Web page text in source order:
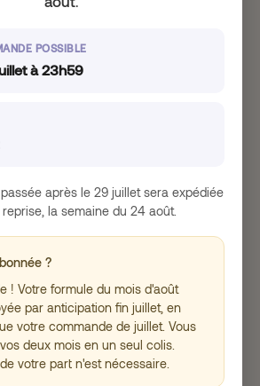
est avant tout régulée
particulier par la lumière
à synchroniser son horloge
s’exposer
lumière naturelle pendant la
vous aider à
circadienet donc à
nocturnes
l’occasion de vous exposer
lumière naturelle, vous pouvez
pour laluminothérapie , soit
la lumière artificielle reproduisant
lumière naturelle !
POSSIBLE
à 23h59
après le 29 juillet sera expédiée
la semaine du 24 août.
?
! Votre formule du mois d'août
par anticipation fin juillet, en
votre commande de juillet. Vous
deux mois en un seul colis.
votre part n'est nécessaire.